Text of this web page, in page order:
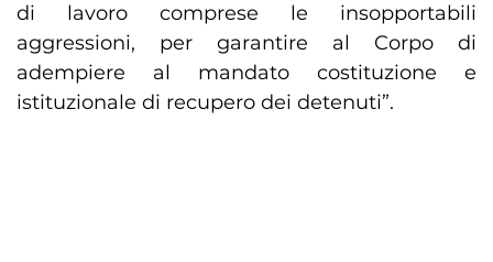
di lavoro comprese le insopportabili
aggressioni, per garantire al Corpo di
adempiere al mandato costituzione e
istituzionale di recupero dei detenuti”.